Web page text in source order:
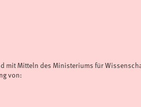
mit Mitteln des Ministeriums für
von: